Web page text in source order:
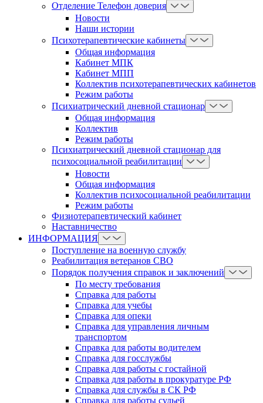
Отделение Телефон доверия
Новости
Наши истории
Психотерапевтические кабинеты
Общая информация
Кабинет МПК
Кабинет МПП
Коллектив психотерапевтических кабинетов
Режим работы
Психиатрический дневной стационар
Общая информация
Коллектив
Режим работы
Психиатрический дневной стационар для
психосоциальной реабилитации
Новости
Общая информация
Коллектив психосоциальной реабилитации
Режим работы
Физиотерапевтический кабинет
Наставничество
ИНФОРМАЦИЯ
Поступление на военную службу
Реабилитация ветеранов СВО
Порядок получения справок и заключений
По месту требования
Справка для работы
Справка для учебы
Справка для опеки
Справка для управления личным
транспортом
Справка для работы водителем
Справка для госслужбы
Справка для работы с гостайной
Справка для работы в прокуратуре РФ
Справка для службы в СК РФ
Справка для работы судьей